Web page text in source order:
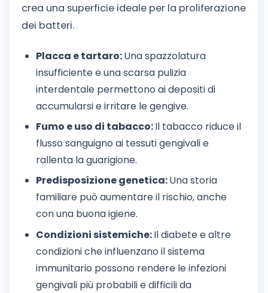
crea una superficie ideale per la proliferazione
dei batteri.
Placca e tartaro:Una spazzolatura
insufficiente e una scarsa pulizia
interdentale permettono ai depositi di
accumularsi e irritare le gengive.
Fumo e uso di tabacco:Il tabacco riduce il
flusso sanguigno ai tessuti gengivali e
rallenta la guarigione.
Predisposizione genetica:Una storia
familiare può aumentare il rischio, anche
con una buona igiene.
Condizioni sistemiche:Il diabete e altre
condizioni che influenzano il sistema
immunitario possono rendere le infezioni
gengivali più probabili e difficili da